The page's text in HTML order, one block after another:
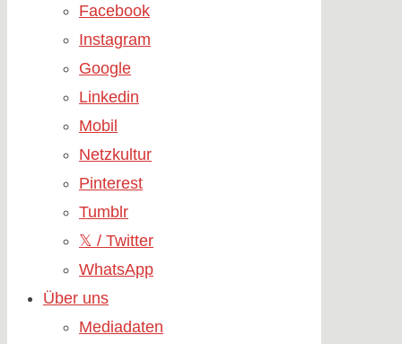
Facebook
Instagram
Google
Linkedin
Mobil
Netzkultur
Pinterest
Tumblr
𝕏 / Twitter
WhatsApp
Über uns
Mediadaten